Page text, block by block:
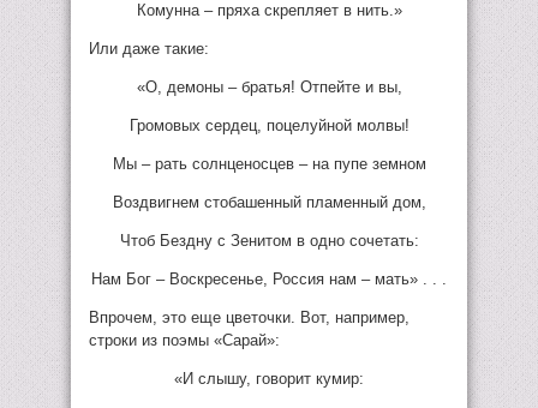
Комунна – пряха скрепляет в нить.»
Или даже такие:
«О, демоны – братья! Отпейте и вы,
Громовых сердец, поцелуйной молвы!
Мы – рать солнценосцев – на пупе земном
Воздвигнем стобашенный пламенный дом,
Чтоб Бездну с Зенитом в одно сочетать:
Нам Бог – Воскресенье, Россия нам – мать» . . .
Впрочем, это еще цветочки. Вот, например,
строки из поэмы «Сарай»:
«И слышу, говорит кумир: